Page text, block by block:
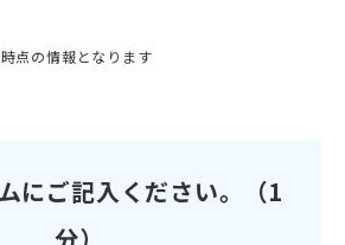
点の情報となります
にご記入ください。（1